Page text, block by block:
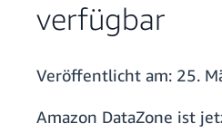
verfügbar
Veröffentlicht am: 25.
Amazon DataZone ist